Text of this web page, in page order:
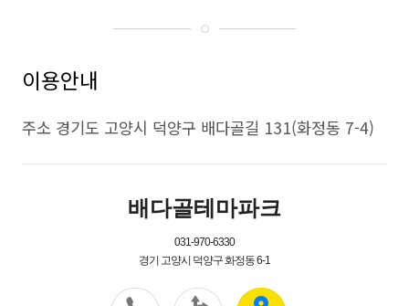
이용안내
주소 경기도 고양시 덕양구 배다골길 131(화정동 7-4)